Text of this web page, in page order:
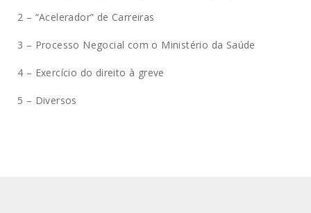
2 – “Acelerador” de Carreiras
3 – Processo Negocial com o Ministério da Saúde
4 – Exercício do direito à greve
5 – Diversos